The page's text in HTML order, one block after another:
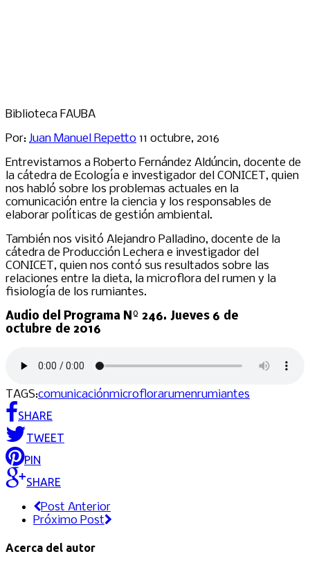
Biblioteca FAUBA
Por: Juan Manuel Repetto 11 octubre, 2016
Entrevistamos a Roberto Fernández Aldúncin, docente de
la cátedra de Ecología e investigador del CONICET, quien
nos habló sobre los problemas actuales en la
comunicación entre la ciencia y los responsables de
elaborar políticas de gestión ambiental.
También nos visitó Alejandro Palladino, docente de la
cátedra de Producción Lechera e investigador del
CONICET, quien nos contó sus resultados sobre las
relaciones entre la dieta, la microflora del rumen y la
fisiología de los rumiantes.
Audio del Programa Nº 246. Jueves 6 de
octubre de 2016
TAGS:comunicaciónmicroflorarumenrumiantes
SHARE
TWEET
PIN
SHARE
Post Anterior
Próximo Post
Acerca del autor